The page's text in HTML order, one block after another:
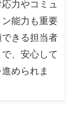
力やコミュ
能力も重要
きる担当者
、安心して
められま